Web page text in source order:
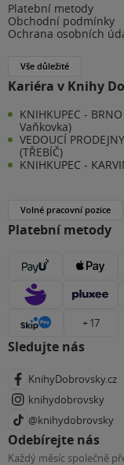
Platební metody
Obchodní podmínky
Ochrana osobních
Vše důležité
Kariéra v Knihy
KNIHKUPEC -
Vaňkovka)
VEDOUCÍ PRODEJNY
(TŘEBÍČ)
KNIHKUPEC -
Volné pracovní pozice
Platební metody
+ 17
Sledujte nás
KnihyDobrovsky.cz
knihydobrovsky
@knihydobrovsky
Odebírejte nás
Každý měsíc společně